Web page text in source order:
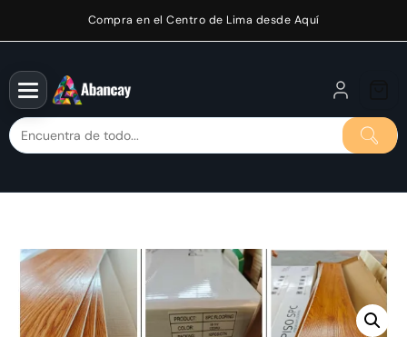
Compra en el Centro de Lima desde Aquí